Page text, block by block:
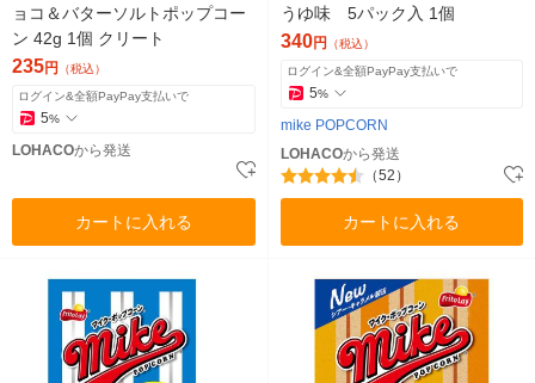
ョコ＆バターソルトポップコー
ン 42g 1個 クリート
235円 （税込）
ログイン&全額PayPay支払いで
5%
LOHACOから発送
カートに入れる
うゆ味 5パック入 1個
340円 （税込）
ログイン&全額PayPay支払いで
5%
mike POPCORN
LOHACOから発送
（52）
カートに入れる